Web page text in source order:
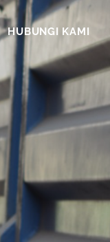
HUBUNGI KAMI